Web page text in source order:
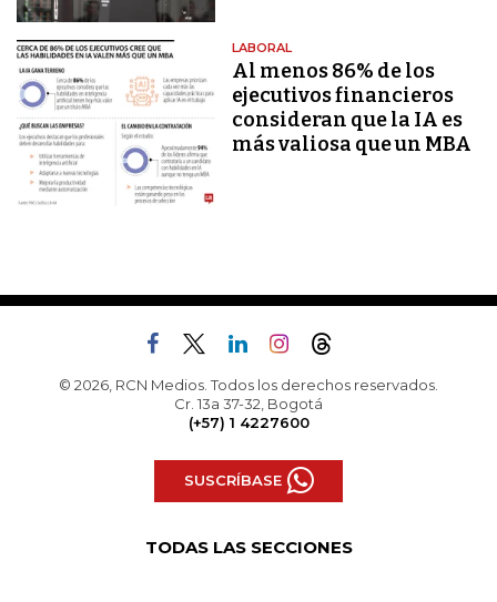
LABORAL
Al menos 86% de los
ejecutivos financieros
consideran que la IA es
más valiosa que un MBA
© 2026, RCN Medios. Todos los derechos reservados.
Cr. 13a 37-32, Bogotá
(+57) 1 4227600
SUSCRÍBASE
TODAS LAS SECCIONES